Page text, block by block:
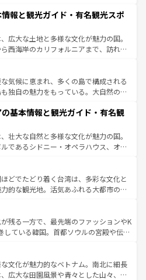
ほしい。
る町や、スイスならではのユニークな
プス観光だけでなく町歩きも満喫する
の所得が高いため物価も高いが、旅行
供のサービスもあり、うまく活用すれ
報と観光ガイド・有名観光スポ
広大な土地と多様な文化が魅力の国。
西海岸のカリフォルニアまで、訪れる
、観光、ショッピング、エンターテイ
刺激的なスポットだ。一方、アメリカ
がり、グランドキャニオンやイエロー
ズでは、音楽と美食が融合した独特の
はアメリカの各地域で異なる魅力を楽
様性と豊かな歴史を感じることができ
ードトリップや列車の旅も、アメリカ
気候に恵まれ、多くの島で構成される
独自の魅力をもっている。大自然の神
。また、定番の観光地といえばオアフ
を求めるならマウイ島やカウアイ島が
ドグリーンに輝く海をはじめ、豊かな
ている。「アロハスピリット」と呼ば
カルフードやハワイアンミュージッ
ンスなど、すべてがハワイの魅力を彩
びに新しい発見と感動が待っているハ
基本情報と観光ガイド・有名観
壮大な自然と多様な文化が魅力の国。
であるシドニー・オペラハウス、オー
央部にそびえるウルル（エアーズロッ
美しい原生林やケアンズの熱帯雨林な
さん。また、カフェやワイン、オージ
ィも充実しており、サーフィンやダイ
など、アウトドア好きにはたまらな
の多彩な魅力を存分に味わいつくそ
どでたどり着く台湾は、多彩な文化と
的な観光地。活気あふれる大都市の台
地帯である台湾東部など、都市の喧騒
存しており、訪れる人に新しい発見と
れる。また、奥深い台湾の食文化も魅
スイーツなど、バラエティ豊かな料理
える。 なお、新着の台湾情報は コンテンツ一覧を参
残る一方で、最先端のファッションやK
している韓国。首都ソウルの宮殿や伝統
せば四季折々の自然美を楽しむことが
ムチや焼肉、絶品のストリートフード
国料理が待っている。夜には、韓国な
文化が魅力的なベトナム。南北に細長
広大な田園風景や青々とした山々、世